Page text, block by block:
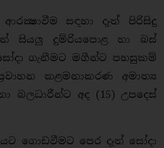
සඳහා දෑත් පිරිසිදු
සියලු දුම්රියපොළ හා බස්
ගැනීමට මගීන්ට පහසුකම්
කළමනාකරණ අමාත්‍ය
බලධාරීන්ට අද (15) උපදෙස්
ගොඩවීමට පෙර දෑත් සෝදා